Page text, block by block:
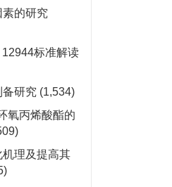
的研究
标准解读
研究 (1,534)
氧丙烯酸酯的
理及提高其